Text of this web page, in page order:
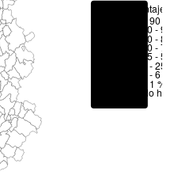
Porcentajes
> 90 %
80 -
70 -
50 -
25 -
6 - 25
1 - 6 %
< 1 %
No hay